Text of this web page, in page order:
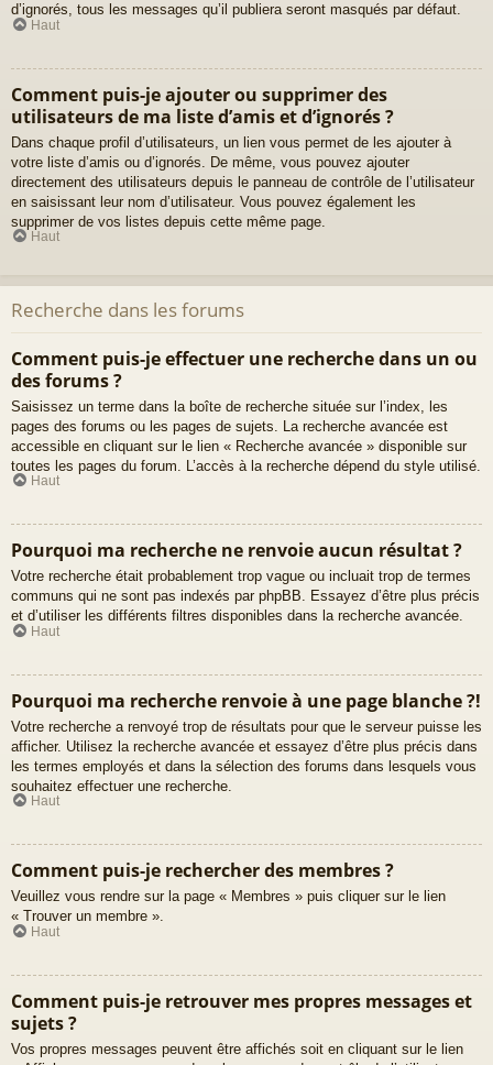
d’ignorés, tous les messages qu’il publiera seront masqués par défaut.
Haut
Comment puis-je ajouter ou supprimer des
utilisateurs de ma liste d’amis et d’ignorés ?
Dans chaque profil d’utilisateurs, un lien vous permet de les ajouter à
votre liste d’amis ou d’ignorés. De même, vous pouvez ajouter
directement des utilisateurs depuis le panneau de contrôle de l’utilisateur
en saisissant leur nom d’utilisateur. Vous pouvez également les
supprimer de vos listes depuis cette même page.
Haut
Recherche dans les forums
Comment puis-je effectuer une recherche dans un ou
des forums ?
Saisissez un terme dans la boîte de recherche située sur l’index, les
pages des forums ou les pages de sujets. La recherche avancée est
accessible en cliquant sur le lien « Recherche avancée » disponible sur
toutes les pages du forum. L’accès à la recherche dépend du style utilisé.
Haut
Pourquoi ma recherche ne renvoie aucun résultat ?
Votre recherche était probablement trop vague ou incluait trop de termes
communs qui ne sont pas indexés par phpBB. Essayez d’être plus précis
et d’utiliser les différents filtres disponibles dans la recherche avancée.
Haut
Pourquoi ma recherche renvoie à une page blanche ?!
Votre recherche a renvoyé trop de résultats pour que le serveur puisse les
afficher. Utilisez la recherche avancée et essayez d’être plus précis dans
les termes employés et dans la sélection des forums dans lesquels vous
souhaitez effectuer une recherche.
Haut
Comment puis-je rechercher des membres ?
Veuillez vous rendre sur la page « Membres » puis cliquer sur le lien
« Trouver un membre ».
Haut
Comment puis-je retrouver mes propres messages et
sujets ?
Vos propres messages peuvent être affichés soit en cliquant sur le lien